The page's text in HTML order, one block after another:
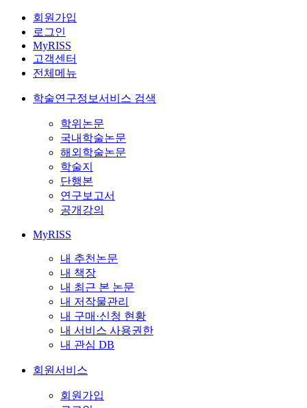
회원가입
로그인
MyRISS
고객센터
전체메뉴
학술연구정보서비스 검색
학위논문
국내학술논문
해외학술논문
학술지
단행본
연구보고서
공개강의
MyRISS
내 추천논문
내 책장
내 최근 본 논문
내 저작물관리
내 구매·신청 현황
내 서비스 사용권한
내 관심 DB
회원서비스
회원가입